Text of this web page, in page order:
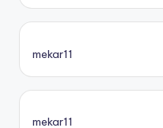
mekar11
mekar11